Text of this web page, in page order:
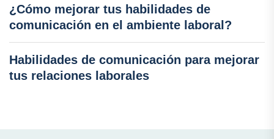
¿Cómo mejorar tus habilidades de
comunicación en el ambiente laboral?
Habilidades de comunicación para mejorar
tus relaciones laborales